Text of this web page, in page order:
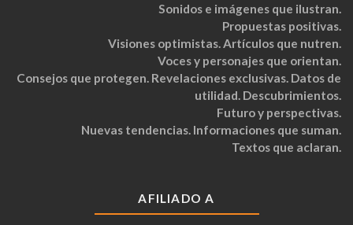
Sonidos e imágenes que ilustran.
Propuestas positivas.
Visiones optimistas. Artículos que nutren.
Voces y personajes que orientan.
Consejos que protegen. Revelaciones exclusivas. Datos de
utilidad. Descubrimientos.
Futuro y perspectivas.
Nuevas tendencias. Informaciones que suman.
Textos que aclaran.
AFILIADO A